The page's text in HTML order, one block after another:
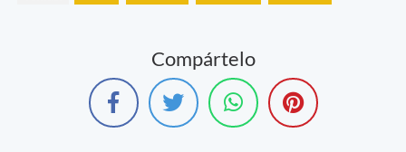
Compártelo